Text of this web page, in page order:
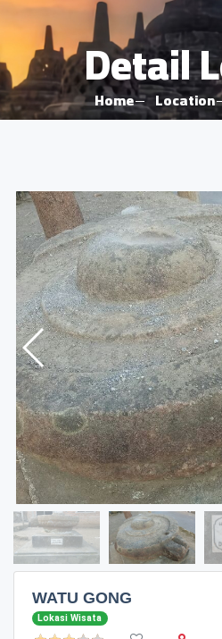
Detail
Home Location
WATU GONG
Lokasi Wisata